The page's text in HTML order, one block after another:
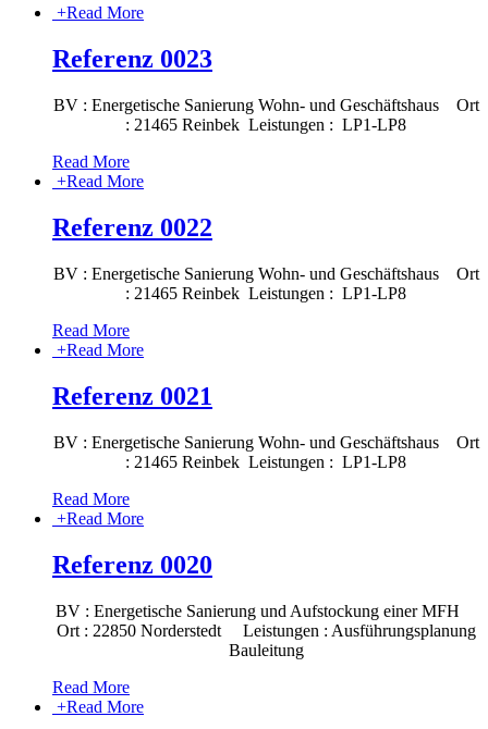
+Read More
Referenz 0023
BV : Energetische Sanierung Wohn- und Geschäftshaus Ort
: 21465 Reinbek Leistungen : LP1-LP8
Read More
+Read More
Referenz 0022
BV : Energetische Sanierung Wohn- und Geschäftshaus Ort
: 21465 Reinbek Leistungen : LP1-LP8
Read More
+Read More
Referenz 0021
BV : Energetische Sanierung Wohn- und Geschäftshaus Ort
: 21465 Reinbek Leistungen : LP1-LP8
Read More
+Read More
Referenz 0020
BV : Energetische Sanierung und Aufstockung einer MFH
Ort : 22850 Norderstedt Leistungen : Ausführungsplanung
Bauleitung
Read More
+Read More